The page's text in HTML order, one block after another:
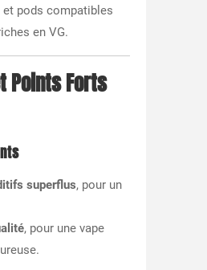
et pods compatibles
en VG.
Points Forts
superflus, pour un
, pour une vape